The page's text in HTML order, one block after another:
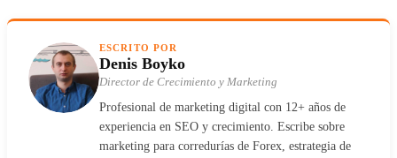
ESCRITO POR
Denis Boyko
Director de Crecimiento y Marketing
Profesional de marketing digital con 12+ años de
experiencia en SEO y crecimiento. Escribe sobre
marketing para corredurías de Forex, estrategia de